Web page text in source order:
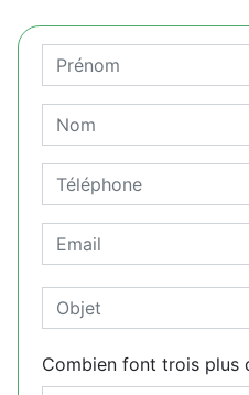
Combien font trois plus